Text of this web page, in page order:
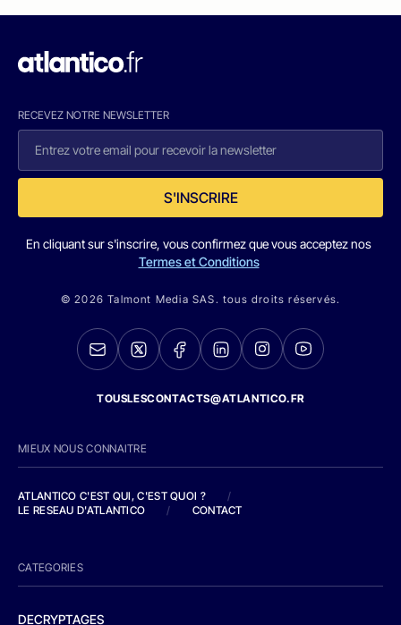
RECEVEZ NOTRE NEWSLETTER
S'INSCRIRE
En cliquant sur s'inscrire, vous confirmez que vous acceptez nos
Termes et Conditions
© 2026 Talmont Media SAS. tous droits réservés.
TOUSLESCONTACTS@ATLANTICO.FR
MIEUX NOUS CONNAITRE
ATLANTICO C'EST QUI, C'EST QUOI ?
/
LE RESEAU D'ATLANTICO
/ CONTACT
CATEGORIES
DECRYPTAGES